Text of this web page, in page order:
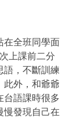
在全班同學面
上課前二分
語，不斷訓練
此外，和爺爺
台語課時很多
慢發現自己在